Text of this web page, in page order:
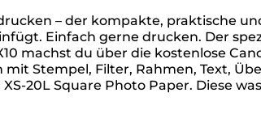
– der kompakte, praktische
Einfach gerne drucken. Der
machst du über die kostenlose
Stempel, Filter, Rahmen, Text,
20L Square Photo Paper. Diese